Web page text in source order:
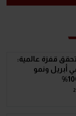
قفزة عالمية:
في أبريل ونمو